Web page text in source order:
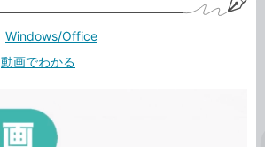
Windows/Office
動画でわかる